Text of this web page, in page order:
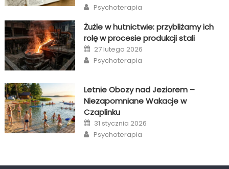
Author
Psychoterapia
Żużle w hutnictwie: przybliżamy ich
rolę w procesie produkcji stali
Posted
on
27 lutego 2026
Author
Psychoterapia
Letnie Obozy nad Jeziorem –
Niezapomniane Wakacje w
Czaplinku
Posted
on
31 stycznia 2026
Author
Psychoterapia